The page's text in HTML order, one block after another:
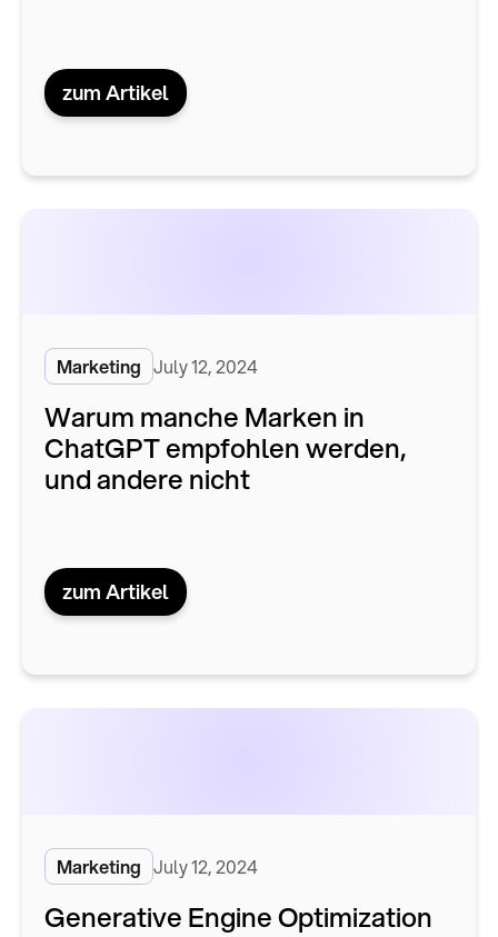
zum Artikel
Marketing July 12, 2024
Warum manche Marken in
ChatGPT empfohlen werden,
und andere nicht
zum Artikel
Marketing July 12, 2024
Generative Engine Optimization